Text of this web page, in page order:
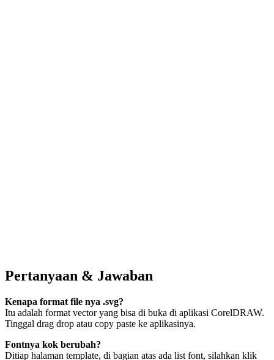
Pertanyaan & Jawaban
Kenapa format file nya .svg?
Itu adalah format vector yang bisa di buka di aplikasi CorelDRAW.
Tinggal drag drop atau copy paste ke aplikasinya.
Fontnya kok berubah?
Ditiap halaman template, di bagian atas ada list font, silahkan klik